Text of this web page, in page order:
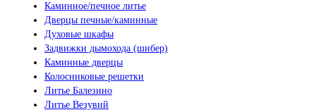
Каминное/печное литье
Дверцы печные/каминные
Духовые шкафы
Задвижки дымохода (шибер)
Каминные дверцы
Колосниковые решетки
Литье Балезино
Литье Везувий